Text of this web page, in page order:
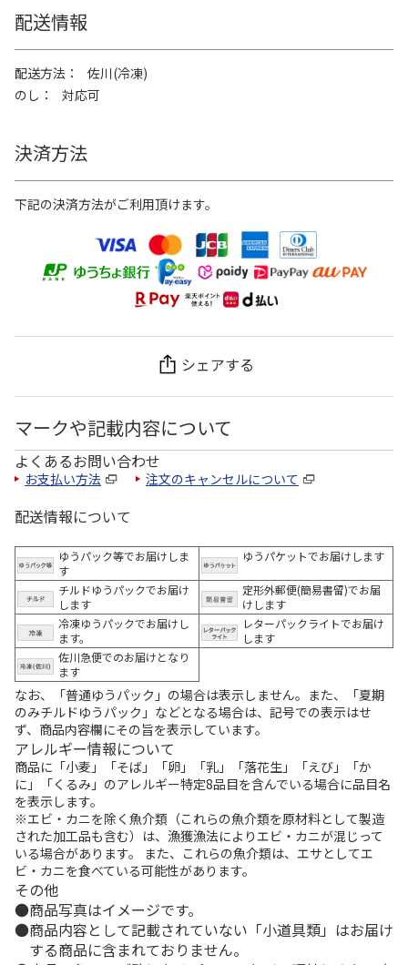
配送情報
配送方法
佐川(冷凍)
のし
対応可
決済方法
下記の決済方法がご利用頂けます。
シェアする
マークや記載内容について
よくあるお問い合わせ
お支払い方法 注文のキャンセルについて
配送情報について
ゆうパック等でお届けしま
す
ゆうパケットでお届けします
チルドゆうパックでお届け
します
定形外郵便(簡易書留)でお届
けします
冷凍ゆうパックでお届けし
ます。
レターパックライトでお届け
します
佐川急便でのお届けとなり
ます
なお、「普通ゆうパック」の場合は表示しません。また、「夏期
のみチルドゆうパック」などとなる場合は、記号での表示はせ
ず、商品内容欄にその旨を表示しています。
アレルギー情報について
商品に「小麦」「そば」「卵」「乳」「落花生」「えび」「か
に」「くるみ」のアレルギー特定8品目を含んでいる場合に品目名
を表示します。
※エビ・カニを除く魚介類（これらの魚介類を原材料として製造
された加工品も含む）は、漁獲漁法によりエビ・カニが混じって
いる場合があります。 また、これらの魚介類は、エサとしてエ
ビ・カニを食べている可能性があります。
その他
商品写真はイメージです。
商品内容として記載されていない「小道具類」はお届け
する商品に含まれておりません。